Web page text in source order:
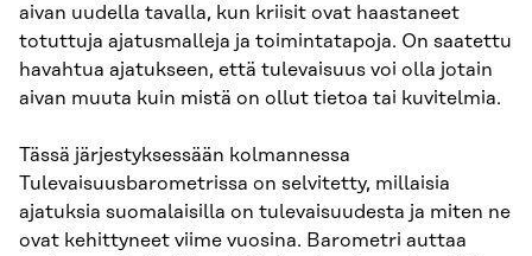
aivan uudella tavalla, kun kriisit ovat haastaneet
totuttuja ajatusmalleja ja toimintatapoja. On saatettu
havahtua ajatukseen, että tulevaisuus voi olla jotain
aivan muuta kuin mistä on ollut tietoa tai kuvitelmia.
Tässä järjestyksessään kolmannessa
Tulevaisuusbarometrissa on selvitetty, millaisia
ajatuksia suomalaisilla on tulevaisuudesta ja miten ne
ovat kehittyneet viime vuosina. Barometri auttaa